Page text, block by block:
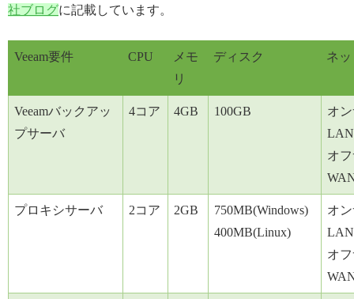
社ブログに記載しています。
Veeam要件 CPU
メモ
リ
ディスク ネ
Veeamバックアッ
プサーバ
4コア 4GB 100GB
オ
LAN
オ
プロキシサーバ 2コア 2GB
750MB(Windows)
400MB(Linux)
オ
LAN
オ